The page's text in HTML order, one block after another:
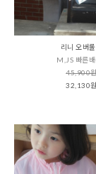
리니 오버
M,JS 빠른배
45,900
32,130원